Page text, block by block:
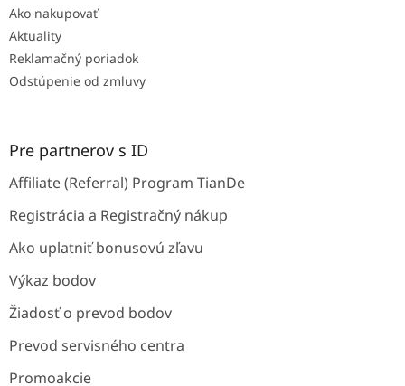
Ako nakupovať
Aktuality
Reklamačný poriadok
Odstúpenie od zmluvy
Pre partnerov s ID
Affiliate (Referral) Program TianDe
Registrácia a Registračný nákup
Ako uplatniť bonusovú zľavu
Výkaz bodov
Žiadosť o prevod bodov
Prevod servisného centra
Promoakcie